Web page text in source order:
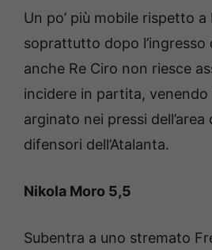
Un po’ più mobile rispetto a
soprattutto dopo l’ingresso
anche Re Ciro non riesce
incidere in partita,
arginato nei pressi dell’area
difensori dell’Atalanta.
Nikola Moro 5,5
Subentra a uno stremato